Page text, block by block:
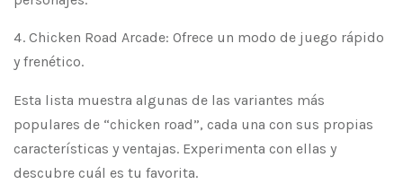
Chicken Road Arcade: Ofrece un modo de juego rápido
y frenético.
Esta lista muestra algunas de las variantes más
populares de “chicken road”, cada una con sus propias
características y ventajas. Experimenta con ellas y
descubre cuál es tu favorita.